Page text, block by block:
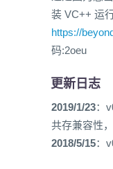
装 VC++ 运
https://
码:2oeu
更新日志
2019/1/23：
共存兼容性
2018/5/15：